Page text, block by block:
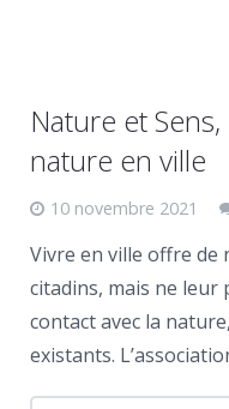
Nature et
nature en ville
10 novembre 2021
Vivre en ville offre de
citadins, mais ne
contact avec la
existants.